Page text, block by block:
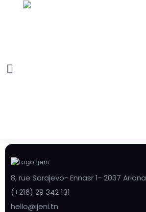
8, rue Sarajevo- Ennasr 1- 2037 Ariana
(+216) 29 342 131
hello@ijeni.tn